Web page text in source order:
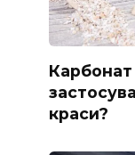
Карбонат
краси?